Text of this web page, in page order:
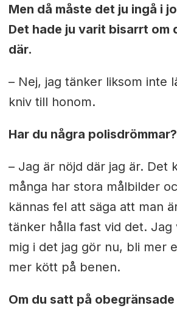
Men då måste det ju ingå i
Det hade ju varit bisarrt om
där.
– Nej, jag tänker liksom inte
kniv till honom.
Har du några polisdrömmar?
– Jag är nöjd där jag är. Det
många har stora målbilder
kännas fel att säga att man
tänker hålla fast vid det. Jag
mig i det jag gör nu, bli mer
mer kött på benen.
Om du satt på